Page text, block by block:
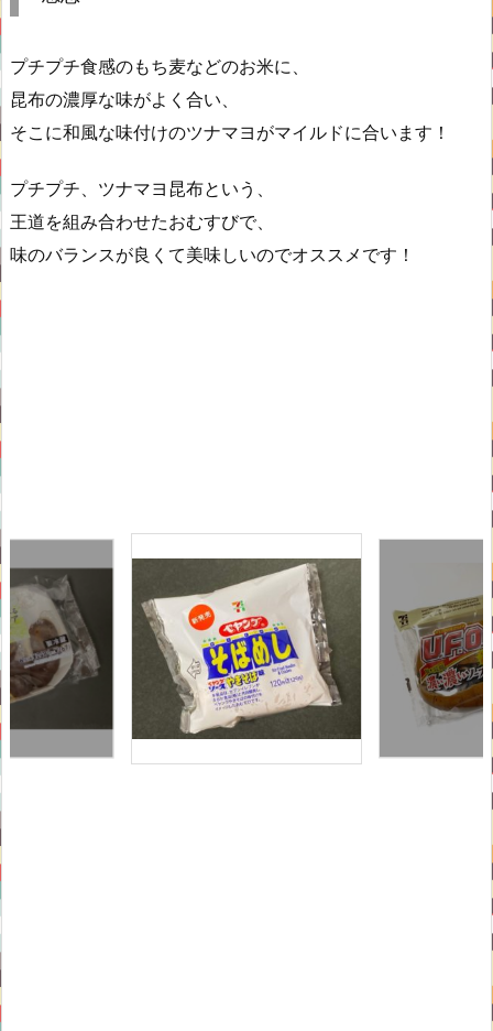
プチプチ食感のもち麦などのお米に、
昆布の濃厚な味がよく合い、
そこに和風な味付けのツナマヨがマイルドに合います！
プチプチ、ツナマヨ昆布という、
王道を組み合わせたおむすびで、
味のバランスが良くて美味しいのでオススメです！